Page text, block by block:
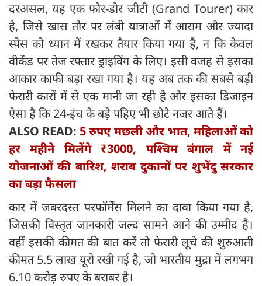
दरअसल, यह एक फोर-डोर जीटी (Grand Tourer) कार
है, जिसे खास तौर पर लंबी यात्राओं में आराम और ज्यादा
स्पेस को ध्यान में रखकर तैयार किया गया है, न कि केवल
वीकेंड पर तेज रफ्तार ड्राइविंग के लिए। इसी वजह से इसका
आकार काफी बड़ा रखा गया है। यह अब तक की सबसे बड़ी
फेरारी कारों में से एक मानी जा रही है और इसका डिजाइन
ऐसा है कि 24-इंच के बड़े पहिए भी छोटे नजर आते हैं।
ALSO READ: 5 रुपए मछली और भात, महिलाओं को
हर महीने मिलेंगे ₹3000, पश्चिम बंगाल में नई
योजनाओं की बारिश, शराब दुकानों पर शुभेंदु सरकार
का बड़ा फैसला
कार में जबरदस्त परफॉर्मेंस मिलने का दावा किया गया है,
जिसकी विस्तृत जानकारी जल्द सामने आने की उम्मीद है।
वहीं इसकी कीमत की बात करें तो फेरारी लूचे की शुरुआती
कीमत 5.5 लाख यूरो रखी गई है, जो भारतीय मुद्रा में लगभग
6.10 करोड़ रुपए के बराबर है।